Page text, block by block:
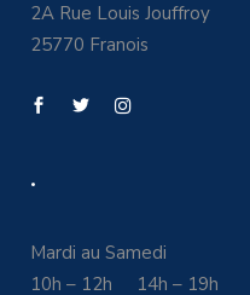
2A Rue Louis Jouffroy
25770 Franois
.
Mardi au Samedi
10h – 12h 14h – 19h